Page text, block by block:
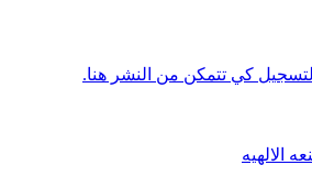
كي تتمكن من النشر هنا.
الالهيه